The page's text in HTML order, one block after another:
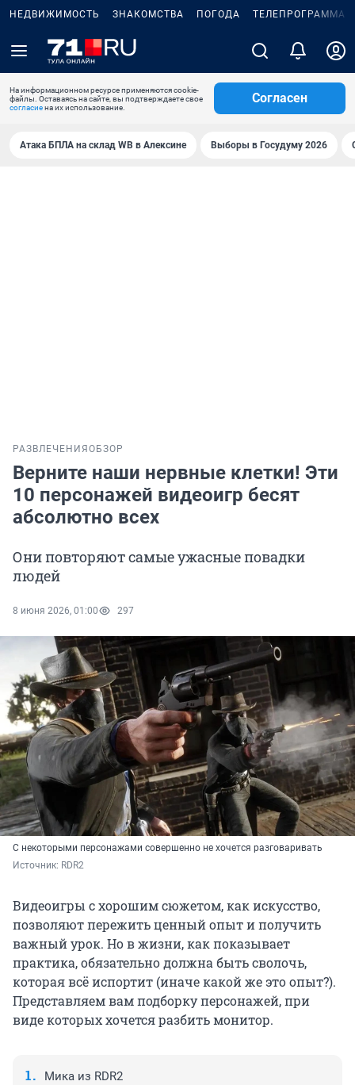
НЕДВИЖИМОСТЬ ЗНАКОМСТВА ПОГОДА ТЕЛЕПРОГРАММА
На информационном ресурсе применяются cookie-
файлы. Оставаясь на сайте, вы подтверждаете свое
согласиена их использование.
Согласен
Атака БПЛА на склад WB в Алексине Выборы в Госудуму 2026
РАЗВЛЕЧЕНИЯ ОБЗОР
Верните наши нервные клетки! Эти
10 персонажей видеоигр бесят
абсолютно всех
Они повторяют самые ужасные повадки
людей
8 июня 2026, 01:00 297
С некоторыми персонажами совершенно не хочется разговаривать
Источник: RDR2
Видеоигры с хорошим сюжетом, как искусство,
позволяют пережить ценный опыт и получить
важный урок. Но в жизни, как показывает
практика, обязательно должна быть сволочь,
которая всё испортит (иначе какой же это опыт?).
Представляем вам подборку персонажей, при
виде которых хочется разбить монитор.
Мика из RDR2